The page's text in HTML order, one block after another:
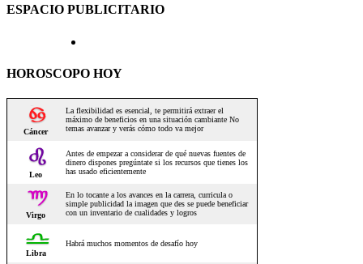
ESPACIO PUBLICITARIO
HOROSCOPO HOY